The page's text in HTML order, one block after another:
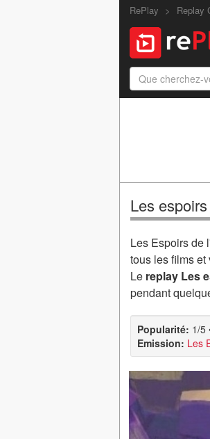
RePlay Replay
Les
Les Espoirs de
tous les films et
Le replay Les
pendant
Popularité: 1/5
Emission: Les